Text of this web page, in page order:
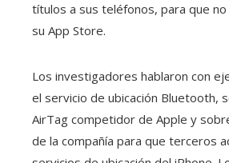
títulos a sus teléfonos, para que
su App Store.
Los investigadores hablaron con
el servicio de ubicación Bluetooth,
AirTag competidor de Apple y
de la compañía para que terceros